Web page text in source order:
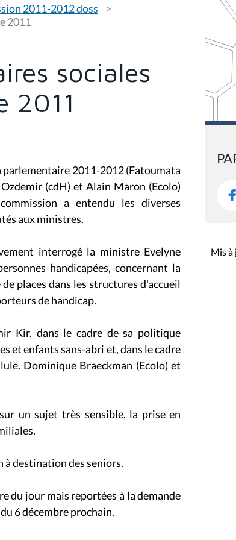
2011-2012 doss
2011
sociales
2011
2011-2012 (Fatoumata
(cdH) et Alain Maron (Ecolo)
a entendu les diverses
aux ministres.
interrogé la ministre Evelyne
handicapées, concernant la
places dans les structures d'accueil
de handicap.
Kir, dans le cadre de sa politique
et enfants sans-abri et, dans le cadre
Dominique Braeckman (Ecolo) et
un sujet très sensible, la prise en
destination des seniors.
du jour mais reportées à la demande
6 décembre prochain.
Mis à